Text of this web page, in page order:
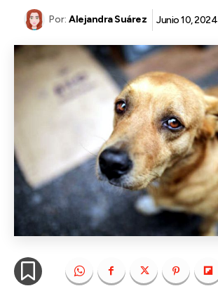
Por: Alejandra Suárez Junio 10, 2024